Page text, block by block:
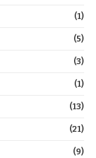
(1)
(5)
(3)
(1)
(13)
(21)
(9)